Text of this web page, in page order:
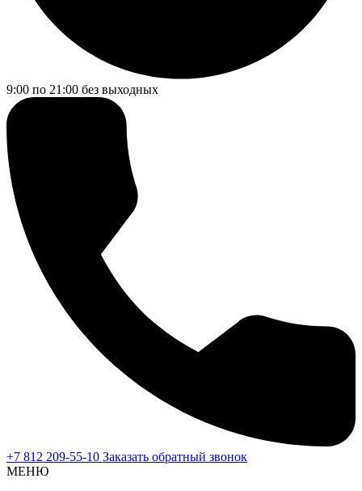
9:00 по 21:00 без выходных
+7 812 209-55-10 Заказать обратный звонок
МЕНЮ